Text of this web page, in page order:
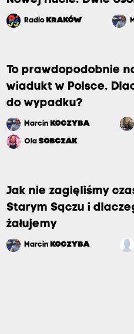
Radio KRAKÓW
To prawdopodobnie
wiadukt w Polsce.
do wypadku?
Marcin KOCZYBA
OlaSOBCZAK
Jak nie zagięliśmy
Starym Sączu i
żałujemy
Marcin KOCZYBA